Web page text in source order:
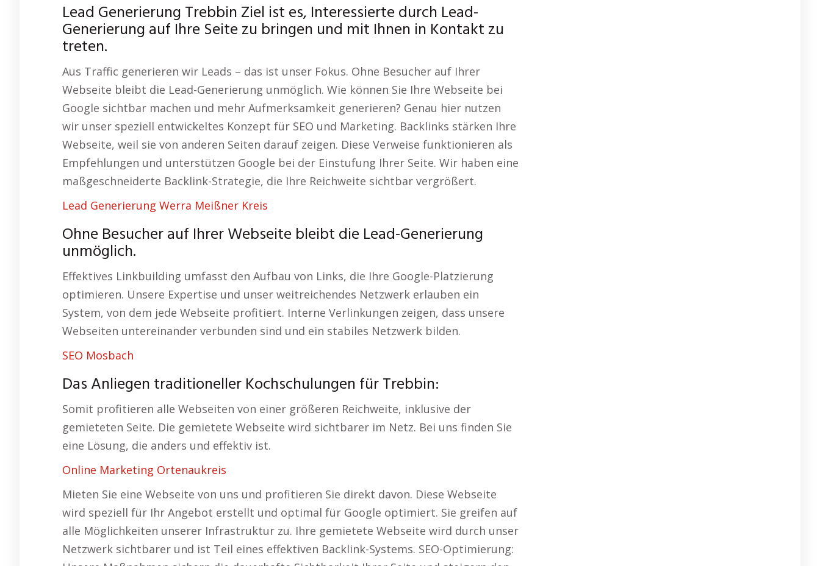
Lead Generierung Trebbin Ziel ist es, Interessierte durch Lead-
Generierung auf Ihre Seite zu bringen und mit Ihnen in Kontakt zu
treten.
Aus Traffic generieren wir Leads – das ist unser Fokus. Ohne Besucher auf Ihrer
Webseite bleibt die Lead-Generierung unmöglich. Wie können Sie Ihre Webseite bei
Google sichtbar machen und mehr Aufmerksamkeit generieren? Genau hier nutzen
wir unser speziell entwickeltes Konzept für SEO und Marketing. Backlinks stärken Ihre
Webseite, weil sie von anderen Seiten darauf zeigen. Diese Verweise funktionieren als
Empfehlungen und unterstützen Google bei der Einstufung Ihrer Seite. Wir haben eine
maßgeschneiderte Backlink-Strategie, die Ihre Reichweite sichtbar vergrößert.
Lead Generierung Werra Meißner Kreis
Ohne Besucher auf Ihrer Webseite bleibt die Lead-Generierung
unmöglich.
Effektives Linkbuilding umfasst den Aufbau von Links, die Ihre Google-Platzierung
optimieren. Unsere Expertise und unser weitreichendes Netzwerk erlauben ein
System, von dem jede Webseite profitiert. Interne Verlinkungen zeigen, dass unsere
Webseiten untereinander verbunden sind und ein stabiles Netzwerk bilden.
SEO Mosbach
Das Anliegen traditioneller Kochschulungen für Trebbin:
Somit profitieren alle Webseiten von einer größeren Reichweite, inklusive der
gemieteten Seite. Die gemietete Webseite wird sichtbarer im Netz. Bei uns finden Sie
eine Lösung, die anders und effektiv ist.
Online Marketing Ortenaukreis
Mieten Sie eine Webseite von uns und profitieren Sie direkt davon. Diese Webseite
wird speziell für Ihr Angebot erstellt und optimal für Google optimiert. Sie greifen auf
alle Möglichkeiten unserer Infrastruktur zu. Ihre gemietete Webseite wird durch unser
Netzwerk sichtbarer und ist Teil eines effektiven Backlink-Systems. SEO-Optimierung: